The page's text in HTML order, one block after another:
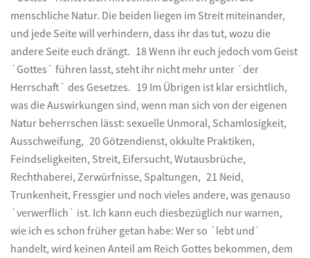
menschliche Natur. Die beiden liegen im Streit miteinander,
und jede Seite will verhindern, dass ihr das tut, wozu die
andere Seite euch drängt. 18 Wenn ihr euch jedoch vom Geist
´Gottes` führen lasst, steht ihr nicht mehr unter ´der
Herrschaft` des Gesetzes. 19 Im Übrigen ist klar ersichtlich,
was die Auswirkungen sind, wenn man sich von der eigenen
Natur beherrschen lässt: sexuelle Unmoral, Schamlosigkeit,
Ausschweifung, 20 Götzendienst, okkulte Praktiken,
Feindseligkeiten, Streit, Eifersucht, Wutausbrüche,
Rechthaberei, Zerwürfnisse, Spaltungen, 21 Neid,
Trunkenheit, Fressgier und noch vieles andere, was genauso
´verwerflich` ist. Ich kann euch diesbezüglich nur warnen,
wie ich es schon früher getan habe: Wer so ´lebt und`
handelt, wird keinen Anteil am Reich Gottes bekommen, dem